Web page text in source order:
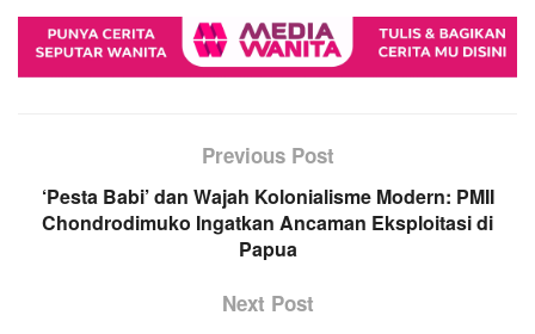
Previous Post
‘Pesta Babi’ dan Wajah Kolonialisme Modern: PMII
Chondrodimuko Ingatkan Ancaman Eksploitasi di
Papua
Next Post